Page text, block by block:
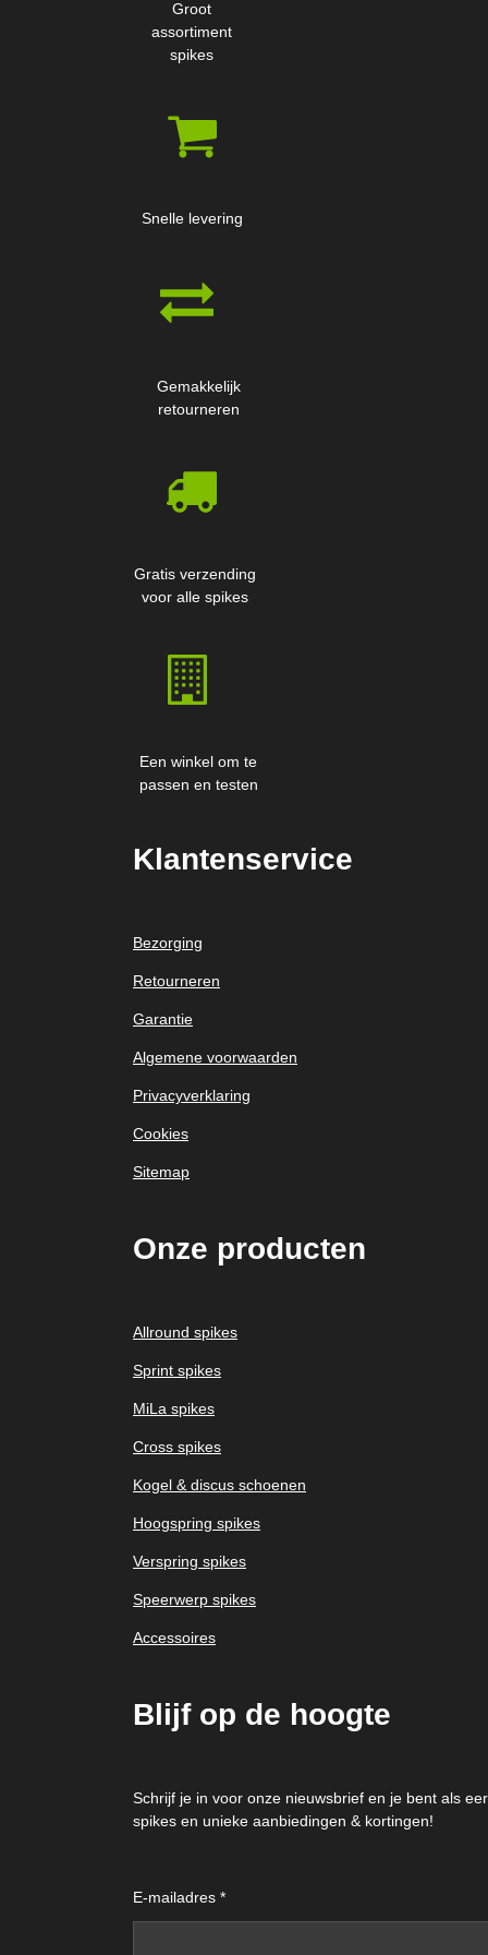
Groot
assortiment
spikes
Snelle levering
Gemakkelijk
retourneren
Gratis verzending
voor alle spikes
Een winkel om te
passen en testen
Klantenservice
Bezorging
Retourneren
Garantie
Algemene voorwaarden
Privacyverklaring
Cookies
Sitemap
Onze producten
Allround spikes
Sprint spikes
MiLa spikes
Cross spikes
Kogel & discus schoenen
Hoogspring spikes
Verspring spikes
Speerwerp spikes
Accessoires
Blijf op de hoogte
Schrijf je in voor onze nieuwsbrief en je bent als
spikes en unieke aanbiedingen & kortingen!
E-mailadres *